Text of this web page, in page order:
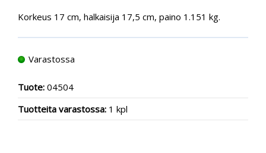
Korkeus 17 cm, halkaisija 17,5 cm, paino 1.151 kg.
Varastossa
Tuote: 04504
Tuotteita varastossa: 1 kpl